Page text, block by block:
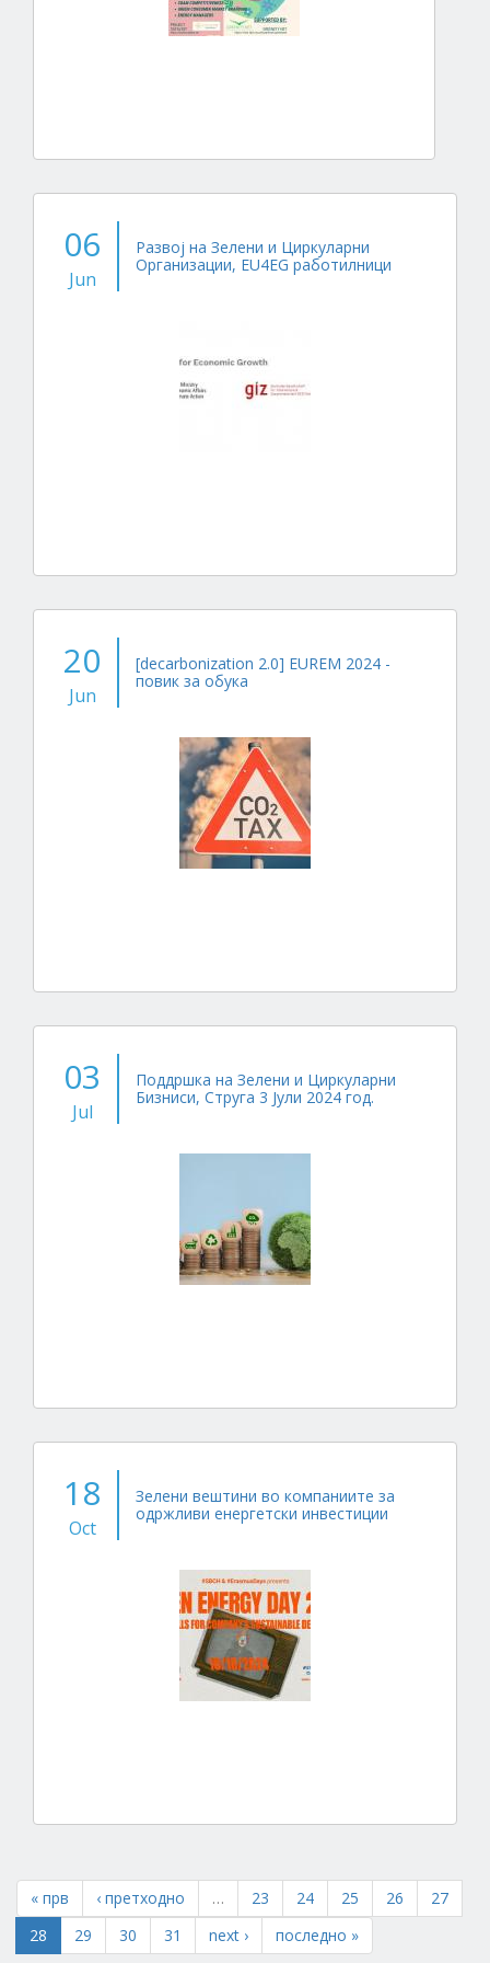
06
Jun
Развој на Зелени и Циркуларни
Организации, EU4EG работилници
20
Jun
[decarbonization 2.0] EUREM 2024 -
повик за обука
03
Jul
Поддршка на Зелени и Циркуларни
Бизниси, Струга 3 Јули 2024 год.
18
Oct
Зелени вештини во компаниите за
одржливи енергетски инвестиции
« прв ‹ претходно … 23 24 25 26
27
28
29 30 31 next › последно »